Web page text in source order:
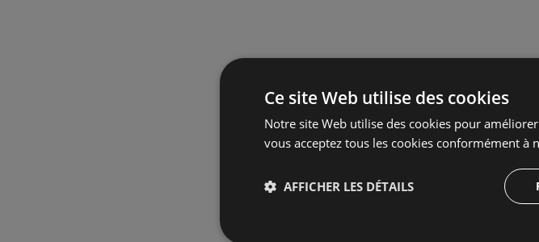
Ce site Web utilise des cookies
Notre site Web utilise des cookies pour
vous acceptez tous les cookies conformément à
AFFICHER LES DÉTAILS